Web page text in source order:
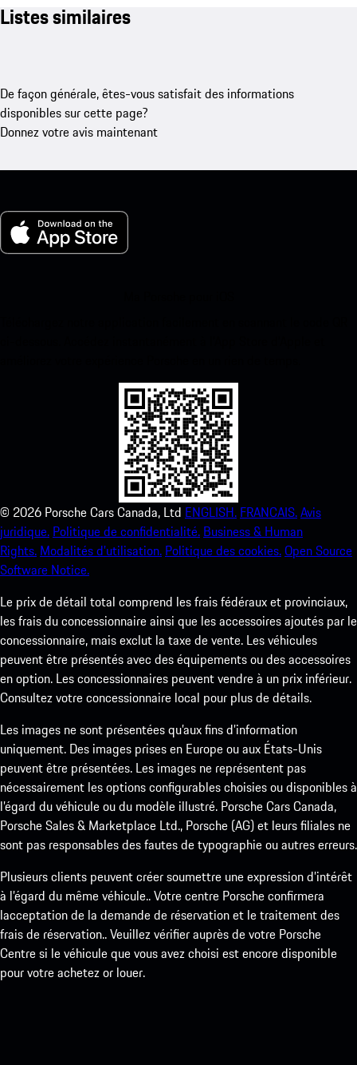
Listes similaires
De façon générale, êtes-vous satisfait des informations
disponibles sur cette page?
Donnez votre avis maintenant
© 2026 Porsche Cars Canada, Ltd ENGLISH. FRANCAIS.Avis
juridique. Politique de confidentialité. Business & Human
Rights. Modalités d’utilisation. Politique des cookies.Open Source
Software Notice.
Le prix de détail total comprend les frais fédéraux et provinciaux,
les frais du concessionnaire ainsi que les accessoires ajoutés par le
concessionnaire, mais exclut la taxe de vente. Les véhicules
peuvent être présentés avec des équipements ou des accessoires
en option. Les concessionnaires peuvent vendre à un prix inférieur.
Consultez votre concessionnaire local pour plus de détails.
Les images ne sont présentées qu’aux fins d’information
uniquement. Des images prises en Europe ou aux États-Unis
peuvent être présentées. Les images ne représentent pas
nécessairement les options configurables choisies ou disponibles à
l’égard du véhicule ou du modèle illustré. Porsche Cars Canada,
Porsche Sales & Marketplace Ltd., Porsche (AG) et leurs filiales ne
sont pas responsables des fautes de typographie ou autres erreurs.
Plusieurs clients peuvent créer soumettre une expression d’intérêt
à l’égard du même véhicule.. Votre centre Porsche confirmera
lacceptation de la demande de réservation et le traitement des
frais de réservation.. Veuillez vérifier auprès de votre Porsche
Centre si le véhicule que vous avez choisi est encore disponible
pour votre achetez or louer.